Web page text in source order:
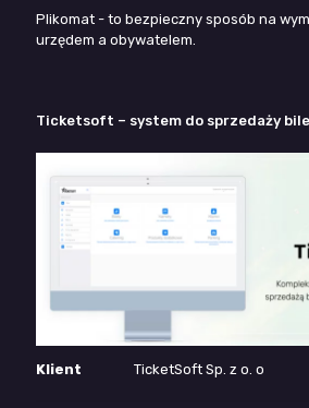
Plikomat - to bezpieczny sposób na
urzędem a obywatelem.
Ticketsoft – system do sprzedaży
Klient TicketSoft Sp. z o. o